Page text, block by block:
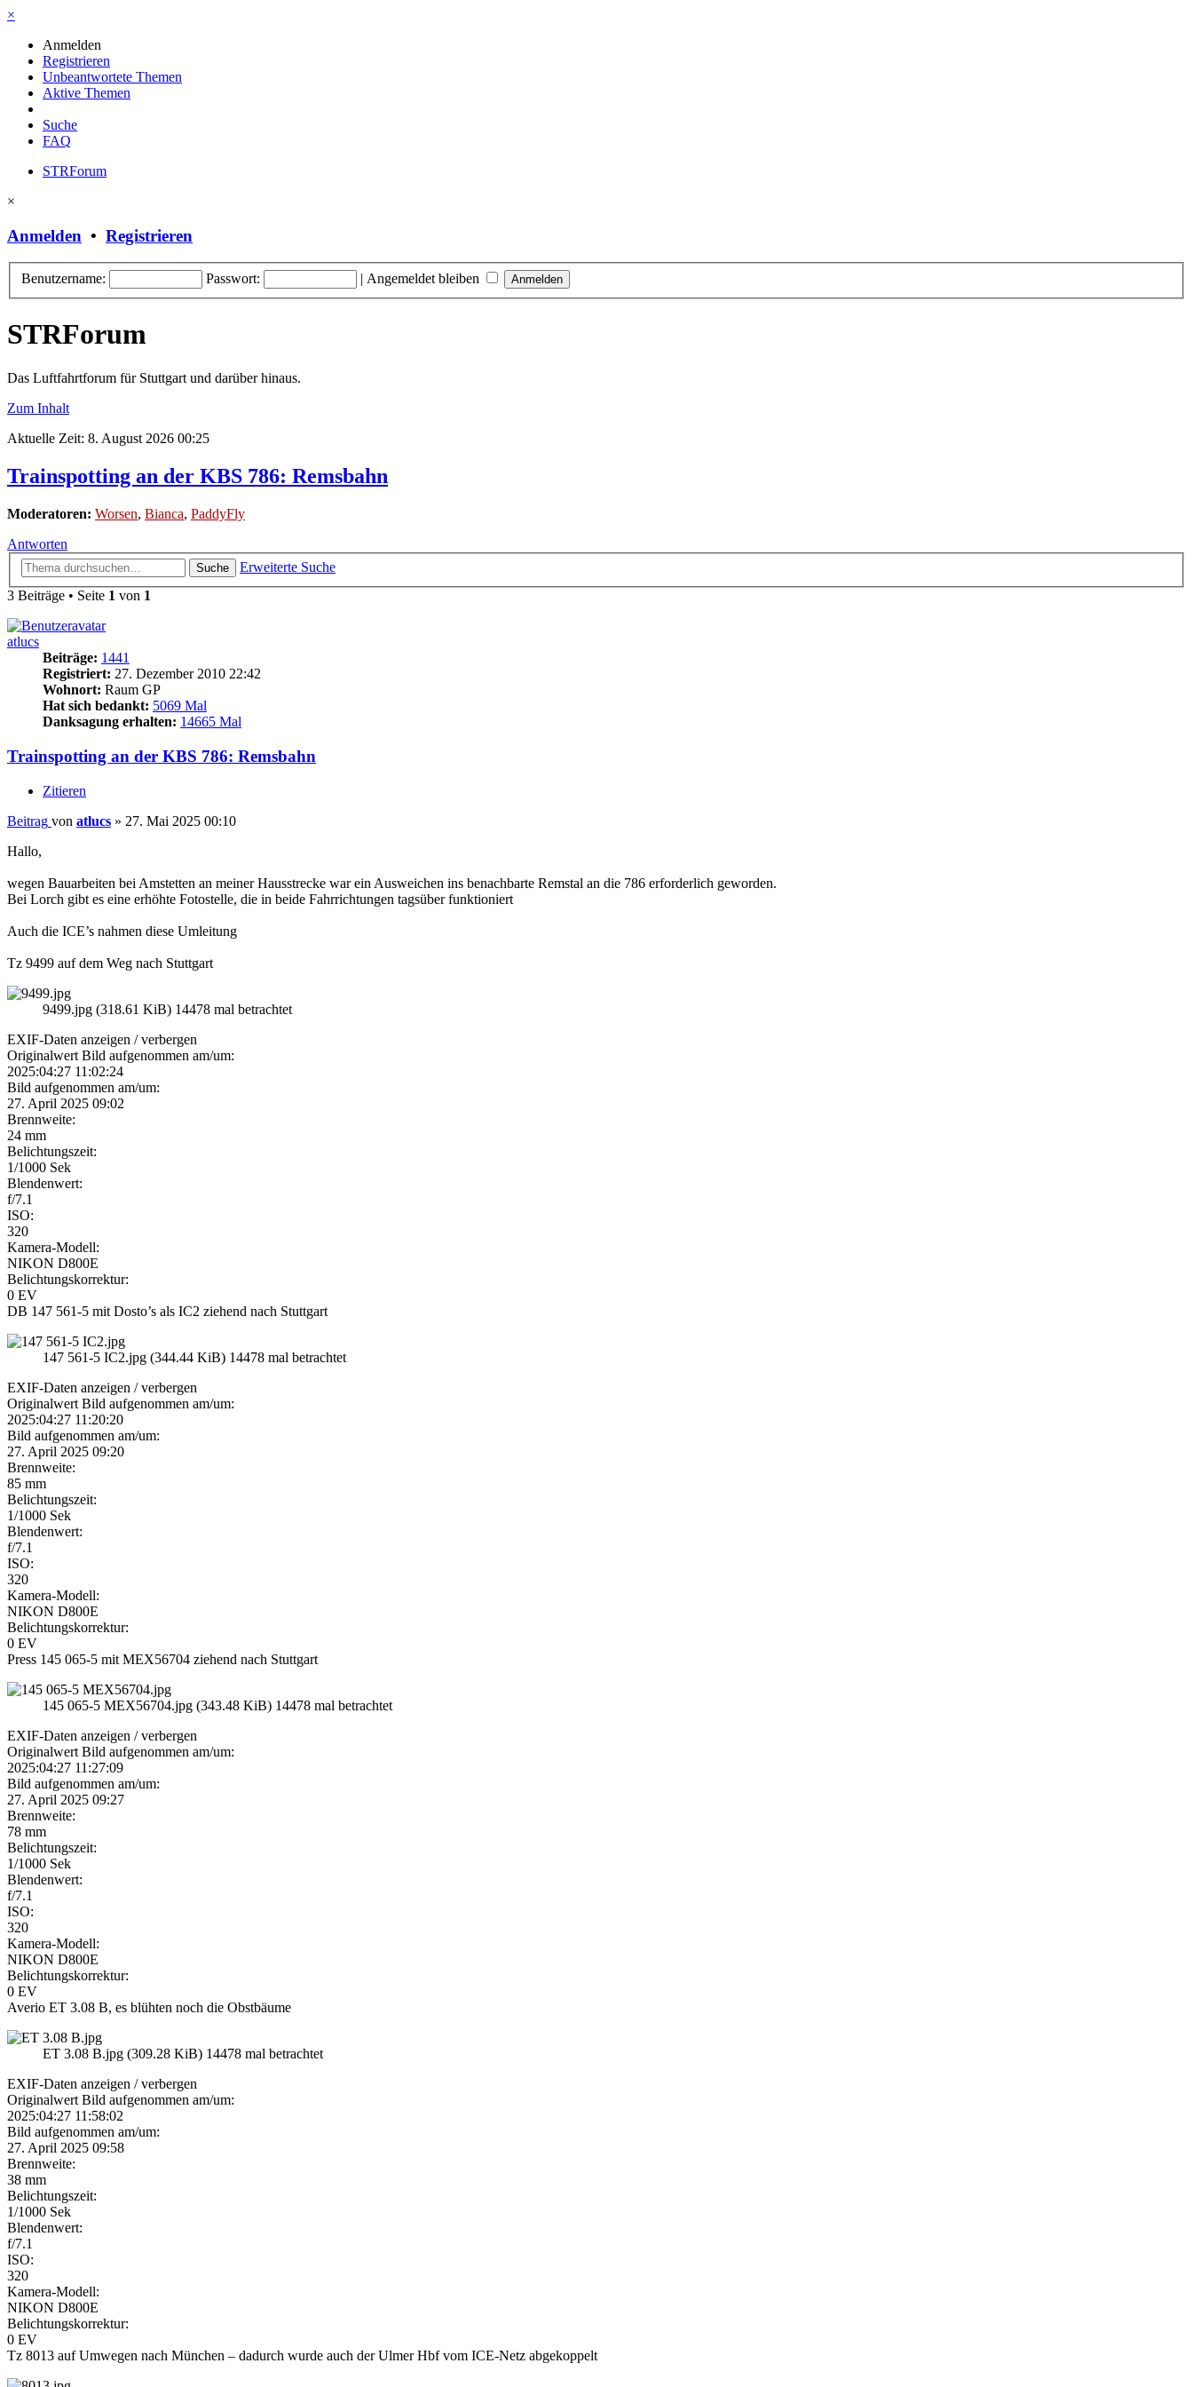
×
Anmelden
Registrieren
Unbeantwortete Themen
Aktive Themen
Suche
FAQ
STRForum
×
Anmelden • Registrieren
Benutzername: Passwort: | Angemeldet bleiben
STRForum
Das Luftfahrtforum für Stuttgart und darüber hinaus.
Zum Inhalt
Aktuelle Zeit: 8. August 2026 00:25
Trainspotting an der KBS 786: Remsbahn
Moderatoren: Worsen, Bianca, PaddyFly
Antworten
Suche
Erweiterte Suche
3 Beiträge • Seite 1 von 1
atlucs
Beiträge: 1441
Registriert: 27. Dezember 2010 22:42
Wohnort: Raum GP
Hat sich bedankt: 5069 Mal
Danksagung erhalten: 14665 Mal
Trainspotting an der KBS 786: Remsbahn
Zitieren
Beitrag von atlucs » 27. Mai 2025 00:10
Hallo,
wegen Bauarbeiten bei Amstetten an meiner Hausstrecke war ein Ausweichen ins benachbarte Remstal an die 786 erforderlich geworden.
Bei Lorch gibt es eine erhöhte Fotostelle, die in beide Fahrrichtungen tagsüber funktioniert
Auch die ICE’s nahmen diese Umleitung
Tz 9499 auf dem Weg nach Stuttgart
9499.jpg (318.61 KiB) 14478 mal betrachtet
EXIF-Daten anzeigen / verbergen
Originalwert Bild aufgenommen am/um:
2025:04:27 11:02:24
Bild aufgenommen am/um:
27. April 2025 09:02
Brennweite:
24 mm
Belichtungszeit:
1/1000 Sek
Blendenwert:
f/7.1
ISO:
320
Kamera-Modell:
NIKON D800E
Belichtungskorrektur:
0 EV
DB 147 561-5 mit Dosto’s als IC2 ziehend nach Stuttgart
147 561-5 IC2.jpg (344.44 KiB) 14478 mal betrachtet
EXIF-Daten anzeigen / verbergen
Originalwert Bild aufgenommen am/um:
2025:04:27 11:20:20
Bild aufgenommen am/um:
27. April 2025 09:20
Brennweite:
85 mm
Belichtungszeit:
1/1000 Sek
Blendenwert:
f/7.1
ISO:
320
Kamera-Modell:
NIKON D800E
Belichtungskorrektur:
0 EV
Press 145 065-5 mit MEX56704 ziehend nach Stuttgart
145 065-5 MEX56704.jpg (343.48 KiB) 14478 mal betrachtet
EXIF-Daten anzeigen / verbergen
Originalwert Bild aufgenommen am/um:
2025:04:27 11:27:09
Bild aufgenommen am/um:
27. April 2025 09:27
Brennweite:
78 mm
Belichtungszeit:
1/1000 Sek
Blendenwert:
f/7.1
ISO:
320
Kamera-Modell:
NIKON D800E
Belichtungskorrektur:
0 EV
Averio ET 3.08 B, es blühten noch die Obstbäume
ET 3.08 B.jpg (309.28 KiB) 14478 mal betrachtet
EXIF-Daten anzeigen / verbergen
Originalwert Bild aufgenommen am/um:
2025:04:27 11:58:02
Bild aufgenommen am/um:
27. April 2025 09:58
Brennweite:
38 mm
Belichtungszeit:
1/1000 Sek
Blendenwert:
f/7.1
ISO:
320
Kamera-Modell:
NIKON D800E
Belichtungskorrektur:
0 EV
Tz 8013 auf Umwegen nach München – dadurch wurde auch der Ulmer Hbf vom ICE-Netz abgekoppelt